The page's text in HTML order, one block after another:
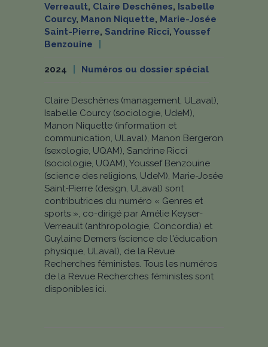
Verreault, Claire Deschênes, Isabelle
Courcy, Manon Niquette, Marie-Josée
Saint-Pierre, Sandrine Ricci, Youssef
Benzouine
2024 Numéros ou dossier spécial
Claire Deschênes (management, ULaval),
Isabelle Courcy (sociologie, UdeM),
Manon Niquette (information et
communication, ULaval), Manon Bergeron
(sexologie, UQAM), Sandrine Ricci
(sociologie, UQAM), Youssef Benzouine
(science des religions, UdeM), Marie-Josée
Saint-Pierre (design, ULaval) sont
contributrices du numéro « Genres et
sports », co-dirigé par Amélie Keyser-
Verreault (anthropologie, Concordia) et
Guylaine Demers (science de l'éducation
physique, ULaval), de la Revue
Recherches féministes. Tous les numéros
de la Revue Recherches féministes sont
disponibles ici.